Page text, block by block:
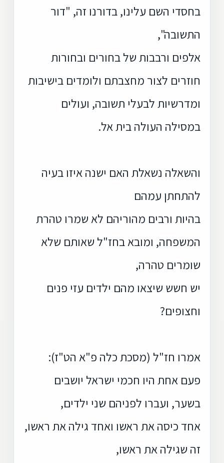
בחסדי השם עלינו, בדורנו זה, "דור
התשובה",
אלפים ורבבות של בחורים ובחורות
חוזרים לצור מחצבתם ולומדים בישיבות
ומדרשיות לבעלי תשובה, ועולים
במסילה העולה בית אל.
והשאלה נשאלת האם ישנה איזו בעיה
להתחתן עמהם
בהיות ורבים מהוריהם לא שמרו טהרת
המשפחה, ומובא בחז"ל שאותם שלא
שומרים טהרה,
יש חשש שיצאו מהם ילדים עזי פנים
וחצופים?
אמרו חז"ל (מסכת כלה פ"א הט"ז):
פעם אחת היו חכמי ישראל יושבים
בשער, ועברו לפניהם שני ילדים,
אחד כיסה את ראשו ואחד גילה את ראשו,
זה שגילה את ראשו,